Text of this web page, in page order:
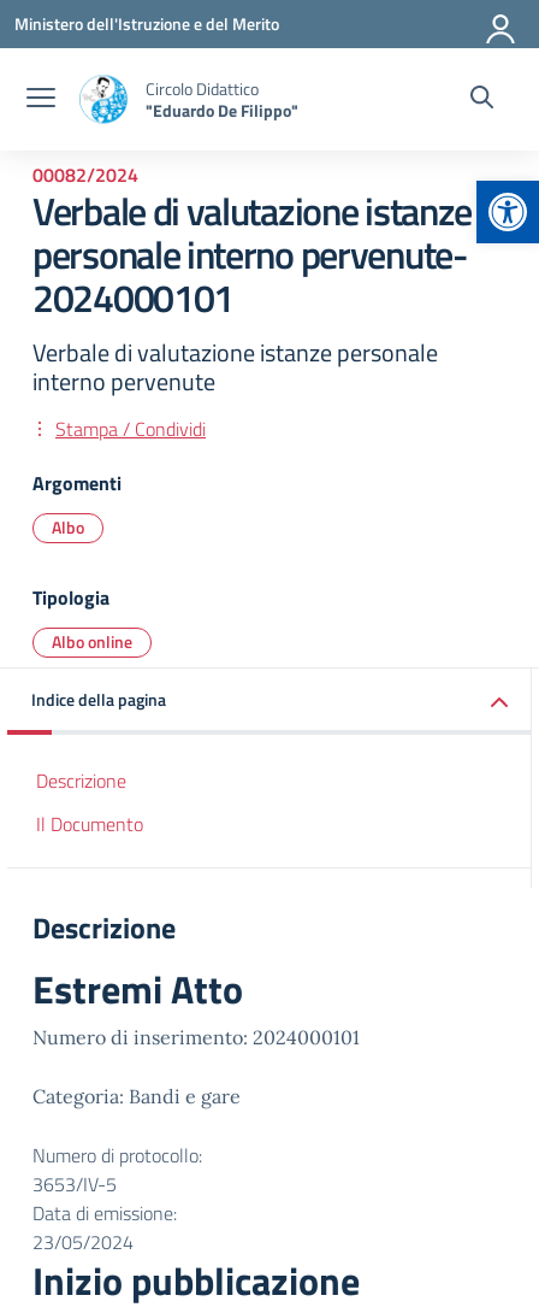
Vai ai contenuti
Vai al menu di navigazione
Vai al footer
Ministero dell'Istruzione e del Merito
Circolo Didattico
"Eduardo De Filippo"
00082/2024
Verbale di valutazione istanze
personale interno pervenute-
2024000101
Verbale di valutazione istanze personale
interno pervenute
Stampa / Condividi
Argomenti
Albo
Tipologia
Albo online
Indice della pagina
Descrizione
Il Documento
Descrizione
Estremi Atto
Numero di inserimento: 2024000101
Categoria: Bandi e gare
Numero di protocollo:
3653/IV-5
Data di emissione:
23/05/2024
Inizio pubblicazione